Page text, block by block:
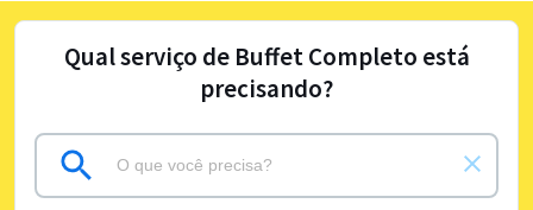
Qual serviço de Buffet Completo está
precisando?